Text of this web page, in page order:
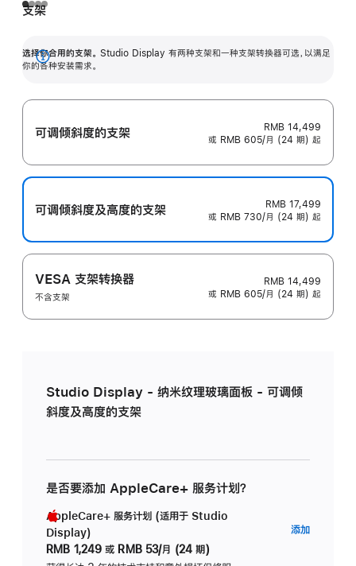
支架
选择你合用的支架。 Studio Display 有两种支架和一种支架转换器可选，以满足
你的各种安装需求。
展
可调倾斜度的支架
RMB 14,499
或 RMB 605/月 (24 期) 起
可调倾斜度及高‍度的支‍架
RMB 17,499
或 RMB 730/月 (24 期) 起
VESA 支架转换器
不含支架
RMB 14,499
或 RMB 605/月 (24 期) 起
Studio Display - 纳米纹理玻璃面板 - 可调倾
斜度及高度的支架
是否要添加 AppleCare+ 服务计划？
AppleCare+ 服务计划 (适用于 Studio
Display)
RMB 1,249 或 RMB 53/月 (24 期)
添加